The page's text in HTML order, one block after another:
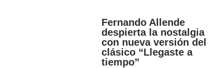
Fernando Allende
despierta la nostalgia
con nueva versión del
clásico “Llegaste a
tiempo”